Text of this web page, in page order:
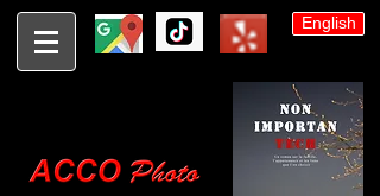
English